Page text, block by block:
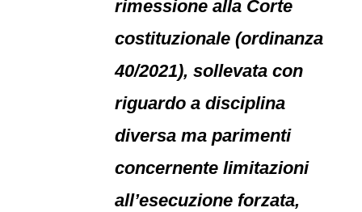
rimessione alla Corte
costituzionale (ordinanza
40/2021), sollevata con
riguardo a disciplina
diversa ma parimenti
concernente limitazioni
all’esecuzione forzata,